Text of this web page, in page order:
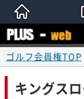
ゴルフ会員権TOP